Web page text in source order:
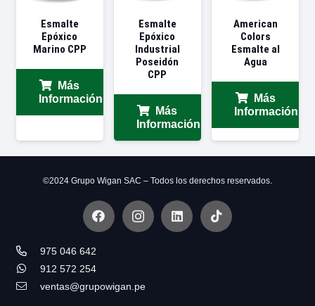
Esmalte
Epóxico
Marino CPP
Más
Información
Esmalte
Epóxico
Industrial
Poseidón
CPP
Más
Información
American
Colors
Esmalte al
Agua
Más
Información
©2024 Grupo Wigan SAC – Todos los derechos reservados.
975 046 642
912 572 254
ventas@grupowigan.pe